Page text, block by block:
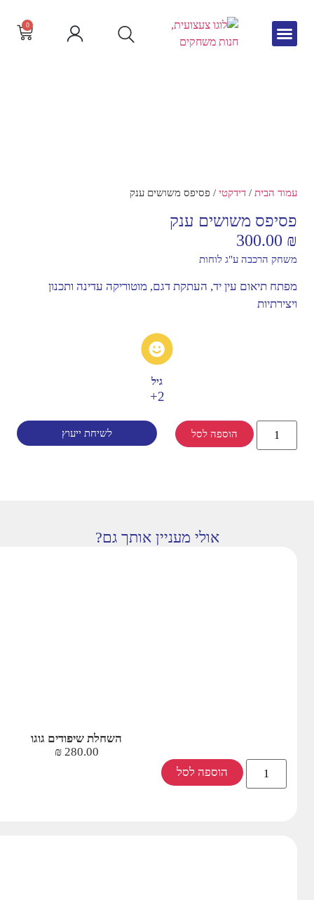
0
עמוד הבית / דידקטי / פסיפס משושים ענק
פסיפס משושים ענק
300.00 ₪
משחק הרכבה ע"ג לוחות
מפתח תיאום עין יד, העתקת דגם, מוטוריקה עדינה ותכנון
ויצירתיות
גיל
2+
הוספה לסל לשיחת ייעוץ
אולי מעניין אותך גם?
השחלת שיפודים גוגו
280.00
₪
הוספה לסל